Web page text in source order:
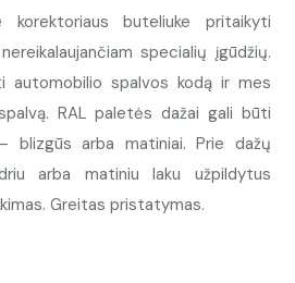
korektoriaus buteliuke pritaikyti
specialių įgūdžių.
automobilio spalvos kodą ir mes
RAL paletės dažai gali būti
blizgūs arba matiniai. Prie dažų
arba matiniu laku užpildytus
Greitas pristatymas.